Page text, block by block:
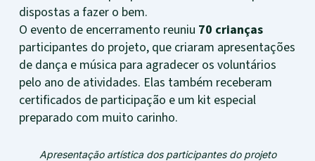
dispostas a fazer o bem.
O evento de encerramento reuniu 70 crianças
participantes do projeto, que criaram apresentações
de dança e música para agradecer os voluntários
pelo ano de atividades. Elas também receberam
certificados de participação e um kit especial
preparado com muito carinho.
Apresentação artística dos participantes do projeto